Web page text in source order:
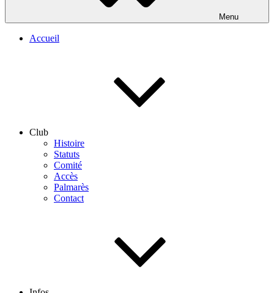
Menu
Accueil
Club
Histoire
Statuts
Comité
Accès
Palmarès
Contact